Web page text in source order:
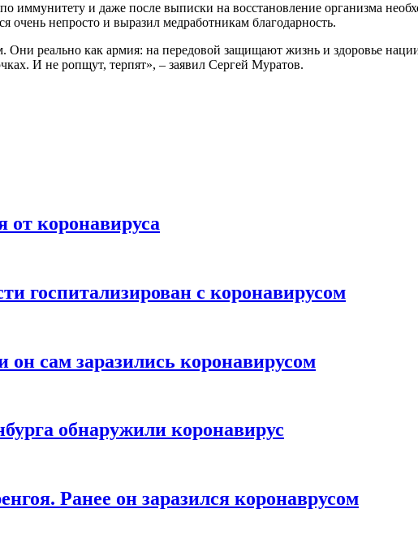
и даже после выписки на восстановление организма
очень непросто и выразил медработникам благодарность.
Они реально как армия: на передовой защищают жизнь и здоровье
И не ропщут, терпят», – заявил Сергей Муратов.
коронавируса
госпитализирован с коронавирусом
сам заразились коронавирусом
обнаружили коронавирус
Ранее он заразился коронаврусом